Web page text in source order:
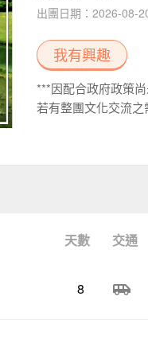
出團日期：2026-08-
我有興趣
***因配合政府政策
若有整團文化交流之
天數 交通
8 airport_shuttle